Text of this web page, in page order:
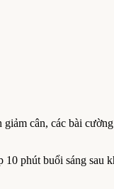
cân, các bài
phút buổi sáng